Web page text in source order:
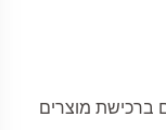
ברכישת מוצרים